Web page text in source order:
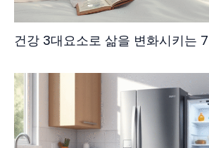
건강 3대요소로 삶을 변화시키는